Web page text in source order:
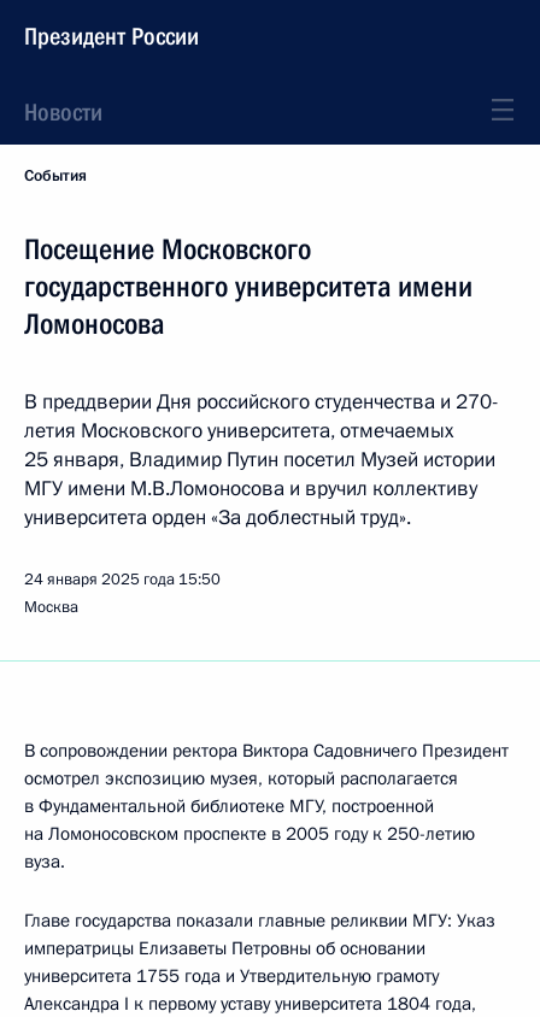
Президент России
Новости
События
Посещение Московского
государственного университета имени
Ломоносова
В преддверии Дня российского студенчества и 270-
летия Московского университета, отмечаемых
25 января, Владимир Путин посетил Музей истории
МГУ имени М.В.Ломоносова и вручил коллективу
университета орден «За доблестный труд».
24 января 2025 года 15:50
Москва
В сопровождении ректора Виктора Садовничего Президент
осмотрел экспозицию музея, который располагается
в Фундаментальной библиотеке МГУ, построенной
на Ломоносовском проспекте в 2005 году к 250-летию
вуза.
Главе государства показали главные реликвии МГУ: Указ
императрицы Елизаветы Петровны об основании
университета 1755 года и Утвердительную грамоту
Александра I к первому уставу университета 1804 года,